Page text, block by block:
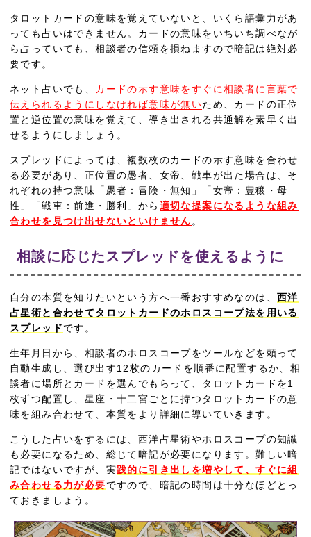
タロットカードの意味を覚えていないと、いくら語彙力があ
っても占いはできません。カードの意味をいちいち調べなが
ら占っていても、相談者の信頼を損ねますので暗記は絶対必
要です。
ネット占いでも、 カードの示す意味をすぐに相談者に言葉で
伝えられるようにしなければ意味が無いため、カードの正位
置と逆位置の意味を覚えて、導き出される共通解を素早く出
せるようにしましょう。
スプレッドによっては、複数枚のカードの示す意味を合わせ
る必要があり、正位置の愚者、女帝、戦車が出た場合は、そ
れぞれの持つ意味「愚者：冒険・無知」「女帝：豊穣・母
性」「戦車：前進・勝利」から 適切な提案になるような組み
合わせを見つけ出せないといけません 。
相談に応じたスプレッドを使えるように
自分の本質を知りたいという方へ一番おすすめなのは、 西洋
占星術と合わせてタロットカードのホロスコープ法を用いる
スプレッドです。
生年月日から、相談者のホロスコープをツールなどを頼って
自動生成し、選び出す12枚のカードを順番に配置するか、相
談者に場所とカードを選んでもらって、タロットカードを1
枚ずつ配置し、星座・十二宮ごとに持つタロットカードの意
味を組み合わせて、本質をより詳細に導いていきます。
こうした占いをするには、西洋占星術やホロスコープの知識
も必要になるため、総じて暗記が必要になります。難しい暗
記ではないですが、実践的に引き出しを増やして、すぐに組
み合わせる力が必要ですので、暗記の時間は十分なほどとっ
ておきましょう。